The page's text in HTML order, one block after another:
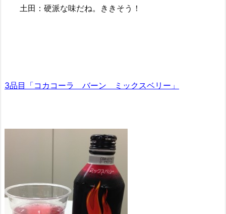
土田：硬派な味だね。ききそう！
3品目「コカコーラ バーン ミックスベリー」